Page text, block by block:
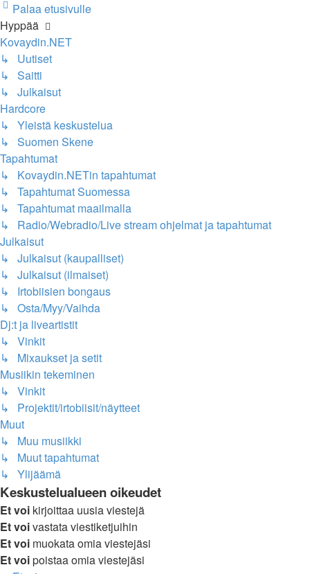
Palaa etusivulle
Hyppää
Kovaydin.NET
↳ Uutiset
↳ Saitti
↳ Julkaisut
Hardcore
↳ Yleistä keskustelua
↳ Suomen Skene
Tapahtumat
↳ Kovaydin.NETin tapahtumat
↳ Tapahtumat Suomessa
↳ Tapahtumat maailmalla
↳ Radio/Webradio/Live stream ohjelmat ja tapahtumat
Julkaisut
↳ Julkaisut (kaupalliset)
↳ Julkaisut (ilmaiset)
↳ Irtobiisien bongaus
↳ Osta/Myy/Vaihda
Dj:t ja liveartistit
↳ Vinkit
↳ Mixaukset ja setit
Musiikin tekeminen
↳ Vinkit
↳ Projektit/irtobiisit/näytteet
Muut
↳ Muu musiikki
↳ Muut tapahtumat
↳ Ylijäämä
Keskustelualueen oikeudet
Et voi kirjoittaa uusia viestejä
Et voivastata viestiketjuihin
Et voi muokata omia viestejäsi
Et voipoistaa omia viestejäsi